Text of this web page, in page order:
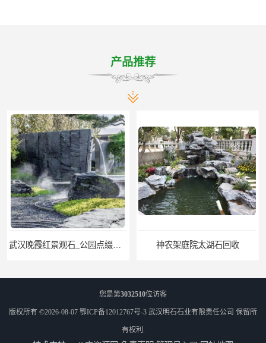
产品推荐
神农架庭院太湖石回收
您是第3032510位访客
版权所有 ©2026-08-07 鄂ICP备12012767号-3 武汉明石石业有限责任公司 保留所
有权利.